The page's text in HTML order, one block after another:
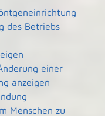
des Betriebs
einer
anzeigen
Menschen zu